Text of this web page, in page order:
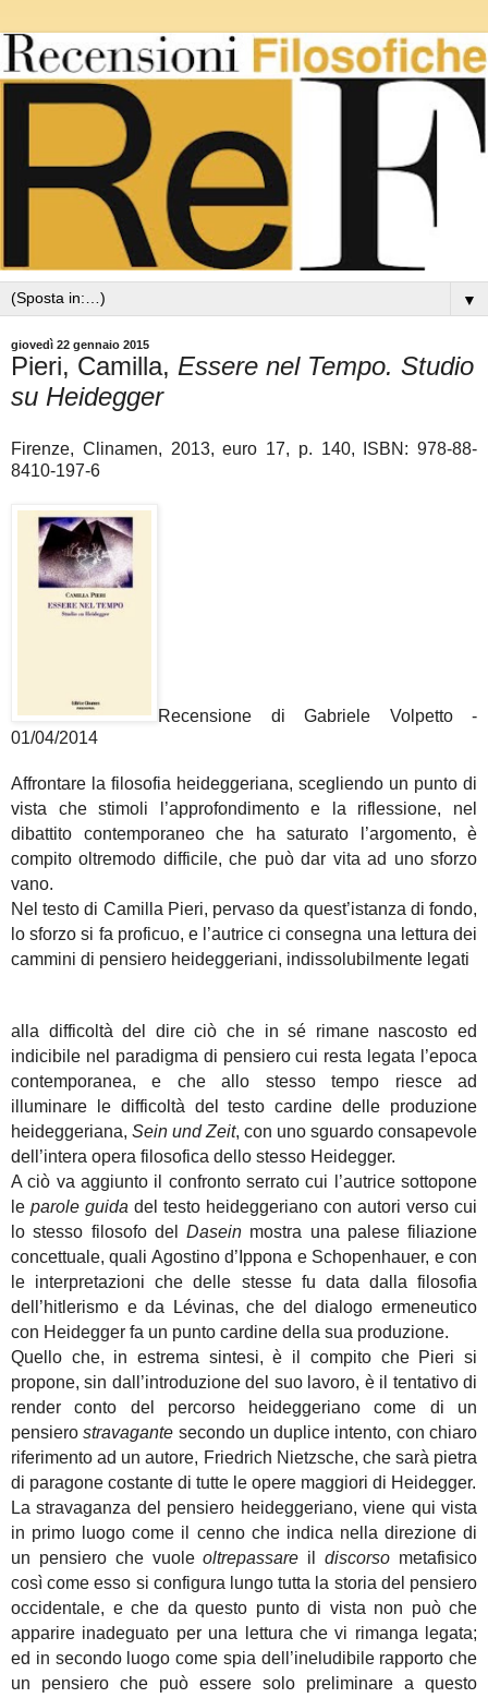
▼
giovedì 22 gennaio 2015
Pieri, Camilla, Essere nel Tempo. Studio
su Heidegger
Firenze, Clinamen, 2013, euro 17, p. 140, ISBN: 978-88-
8410-197-6
Recensione diGabriele Volpetto-
01/04/2014
Affrontare la filosofia heideggeriana, scegliendo un punto di
vista che stimoli l’approfondimento e la riflessione, nel
dibattito contemporaneo che ha saturato l’argomento, è
compito oltremodo difficile, che può dar vita ad uno sforzo
vano.
Nel testo di Camilla Pieri, pervaso da quest’istanza di fondo,
lo sforzo si fa proficuo, e l’autrice ci consegna una lettura dei
cammini di pensiero heideggeriani, indissolubilmente legati
alla difficoltà del dire ciò che in sé rimane nascosto ed
indicibile nel paradigma di pensiero cui resta legata l’epoca
contemporanea, e che allo stesso tempo riesce ad
illuminare le difficoltà del testo cardine delle produzione
heideggeriana, Sein und Zeit, con uno sguardo consapevole
dell’intera opera filosofica dello stesso Heidegger.
A ciò va aggiunto il confronto serrato cui l’autrice sottopone
le parole guida del testo heideggeriano con autori verso cui
lo stesso filosofo del Dasein mostra una palese filiazione
concettuale, quali Agostino d’Ippona e Schopenhauer, e con
le interpretazioni che delle stesse fu data dalla filosofia
dell’hitlerismo e da Lévinas, che del dialogo ermeneutico
con Heidegger fa un punto cardine della sua produzione.
Quello che, in estrema sintesi, è il compito che Pieri si
propone, sin dall’introduzione del suo lavoro, è il tentativo di
render conto del percorso heideggeriano come di un
pensierostravagante secondo un duplice intento, con chiaro
riferimento ad un autore, Friedrich Nietzsche, che sarà pietra
di paragone costante di tutte le opere maggiori di Heidegger.
La stravaganza del pensiero heideggeriano, viene qui vista
in primo luogo come il cenno che indica nella direzione di
un pensiero che vuoleoltrepassare ildiscorso metafisico
così come esso si configura lungo tutta la storia del pensiero
occidentale, e che da questo punto di vista non può che
apparire inadeguato per una lettura che vi rimanga legata;
ed in secondo luogo come spia dell’ineludibile rapporto che
un pensiero che può essere solo preliminare a questo